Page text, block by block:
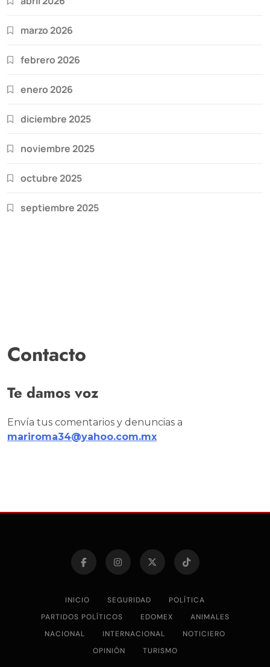
marzo 2026
febrero 2026
enero 2026
diciembre 2025
noviembre 2025
octubre 2025
septiembre 2025
Contacto
Te damos voz
Envía tus comentarios y denuncias a
mariroma34@yahoo.com.mx
INICIO SEGURIDAD
POLÍTICA
PARTIDOS POLÍTICOS
EDOMEX
ANIMALES
NACIONAL
INTERNACIONAL
NOTICIERO
OPINIÓN
TURISMO